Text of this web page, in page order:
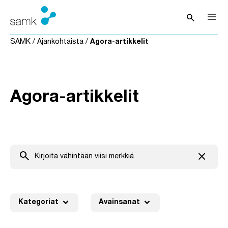
Siirry sisältöön
searchAvaa haku
SAMK / Ajankohtaista / Agora-artikkelit
Agora-artikkelit
search close
Kategoriat expand_more Avainsanat expand_more